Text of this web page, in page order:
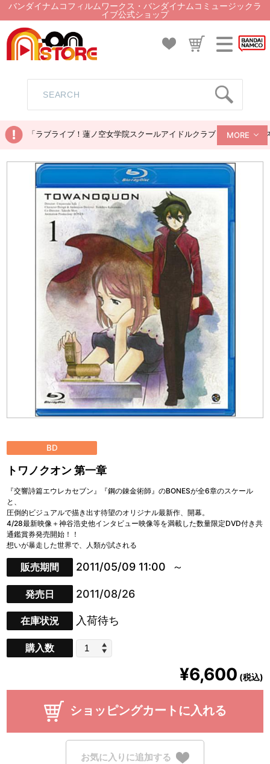
バンダイナムコフィルムワークス・バンダイナムコミュージックラ
イブ公式ショップ
「ラブライブ！蓮ノ空女学院スクールアイドルクラブ ぬいぐるみ
MORE
BD
トワノクオン 第一章
『交響詩篇エウレカセブン』『鋼の錬金術師』のBONESが全6章のスケール
と、
圧倒的ビジュアルで描き出す待望のオリジナル最新作、開幕。
4/28最新映像＋神谷浩史他インタビュー映像等を満載した数量限定DVD付き共
通鑑賞券発売開始！！
想いが暴走した世界で、人類が試される
販売期間 2011/05/09 11:00
発売日 2011/08/26
在庫状況 入荷待ち
購入数
¥6,600 (税込)
ショッピングカートに入れる
お気に入りに追加する